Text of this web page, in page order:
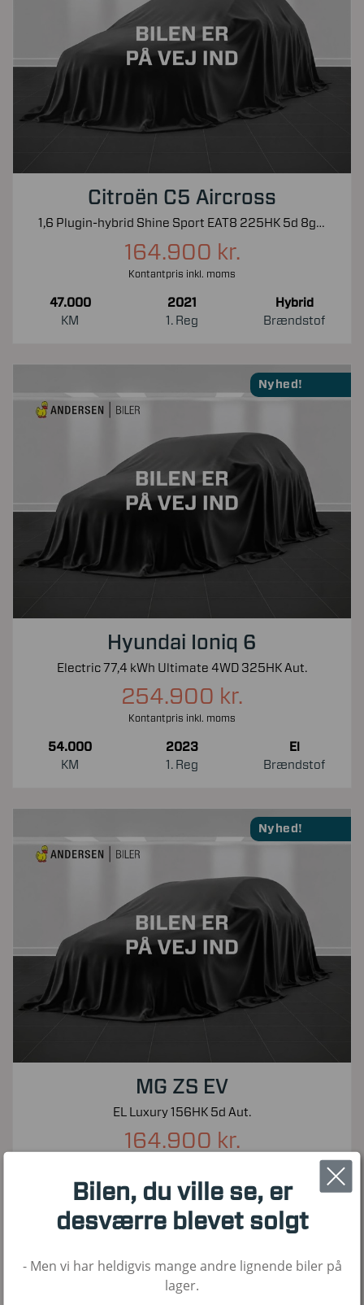
Citroën C5 Aircross
1,6 Plugin-hybrid Shine Sport EAT8 225HK 5d 8g Aut.
164.900 kr.
Kontantpris inkl. moms
47.000
KM
2021
1. Reg
Hybrid
Brændstof
Nyhed!
Hyundai Ioniq 6
Electric 77,4 kWh Ultimate 4WD 325HK Aut.
254.900 kr.
Kontantpris inkl. moms
54.000
KM
2023
1. Reg
El
Brændstof
Nyhed!
MG ZS EV
EL Luxury 156HK 5d Aut.
164.900 kr.
30.000
KM
2023
1. Reg
El
Brændstof
Nyhed!
Bilen, du ville se, er
desværre blevet solgt
- Men vi har heldigvis mange andre lignende biler på
lager.